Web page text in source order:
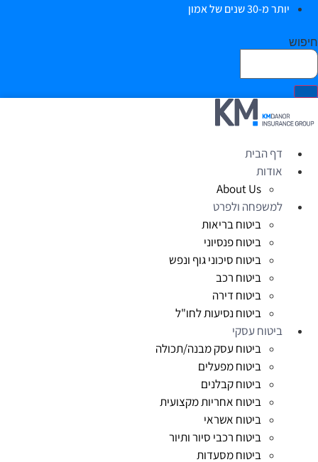
יותר מ-30 שנים של אמון
דף הבית
אודות
About Us
למשפחה ולפרט
ביטוח בריאות
ביטוח פנסיוני
ביטוח סיכוני גוף ונפש
ביטוח רכב
ביטוח דירה
ביטוח נסיעות לחו"ל
ביטוח עסקי
ביטוח עסק מבנה/תכולה
ביטוח מפעלים
ביטוח קבלנים
ביטוח אחריות מקצועית
ביטוח אשראי
ביטוח רכבי סיור ותיור
ביטוח מסעדות